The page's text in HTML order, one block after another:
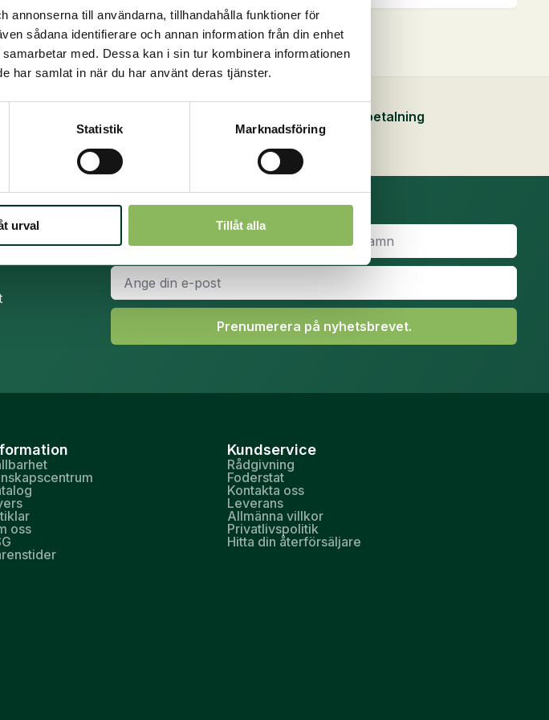
annonserna till användarna, tillhandahålla funktioner för
sådana identifierare och annan information från din enhet
med. Dessa kan i sin tur kombinera informationen
har samlat in när du har använt deras tjänster.
Statistik Marknadsföring
urval Tillåt alla
produkten
har
flera
varianter.
på
100
Snabb, enkel och säker betalning
*
Efternamn
*
E-
post
*
Prenumerera på nyhetsbrevet.
oss
Kundservice
Rådgivning
Foderstat
Kontakta oss
Leverans
Allmänna villkor
Privatlivspolitik
Hitta din återförsäljare